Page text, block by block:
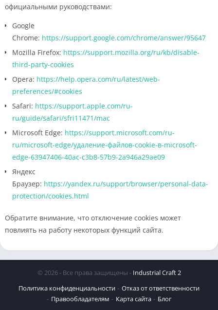
официальными руководствами:
Google
Chrome: https://support.google.com/chrome/answer/95647
Mozilla Firefox: https://support.mozilla.org/ru/kb/disable-
third-party-cookies
Opera: https://help.opera.com/ru/latest/web-
preferences/#cookies
Safari: https://support.apple.com/ru-
ru/guide/safari/sfri11471/mac
Microsoft Edge: https://support.microsoft.com/ru-
ru/microsoft-edge/удаление-файлов-cookie-в-microsoft-
edge-63947406-40ac-c3b8-57b9-2a946a29ae09
Яндекс
Браузер: https://yandex.ru/support/browser/personal-data-
protection/cookies.html
Обратите внимание, что отключение cookies может
повлиять на работу некоторых функций сайта.
© 2026 - Все права защищены - Industrial Craft 2
Политика конфиденциальности
Отказ от ответственности
Правообладателям
Карта сайта Блог